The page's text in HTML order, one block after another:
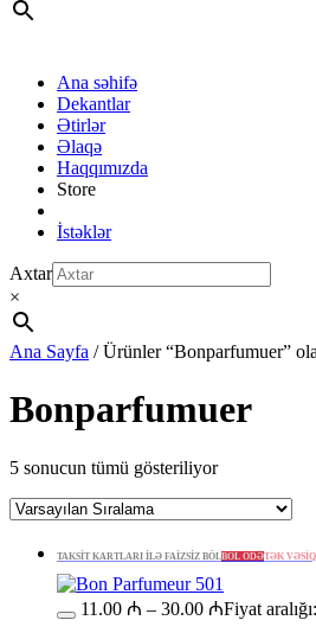
Ana səhifə
Dekantlar
Ətirlər
Əlaqə
Haqqımızda
Store
İstəklər
Axtar
×
Ana Sayfa / Ürünler “Bonparfumuer”
Bonparfumuer
5 sonucun tümü gösteriliyor
TAKSİT KARTLARI İLƏ FAİZSİZ BÖLBÖL ÖDƏTƏK
11.00 ₼ – 30.00 ₼Fiyat